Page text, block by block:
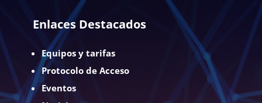
Enlaces Destacados
Equipos y tarifas
Protocolo de Acceso
Eventos